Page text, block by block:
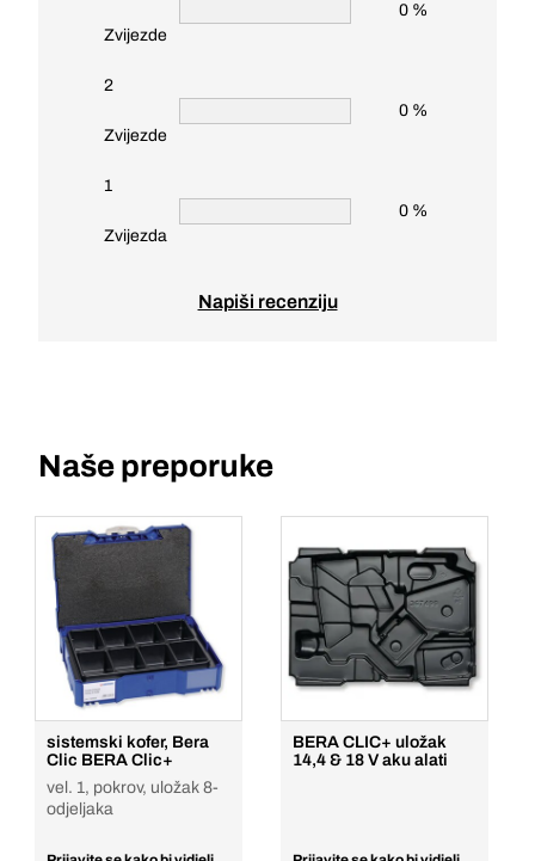
Zvijezde
0 %
2
Zvijezde
0 %
1
Zvijezda
0 %
Napiši recenziju
Naše preporuke
sistemski kofer, Bera
Clic BERA Clic+
vel. 1, pokrov, uložak 8-
odjeljaka
BERA CLIC+ uložak
14,4 & 18 V aku alati